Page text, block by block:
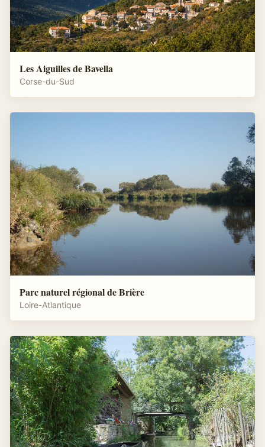
Les Aiguilles de Bavella
Corse-du-Sud
Parc naturel régional de Brière
Loire-Atlantique